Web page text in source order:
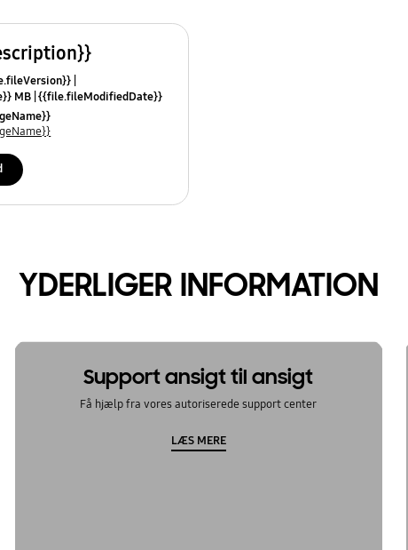
MB {{file.fileModifiedDate}}
YDERLIGER INFORMATION
Support ansigt til ansigt
Få hjælp fra vores autoriserede support center
LÆS MERE